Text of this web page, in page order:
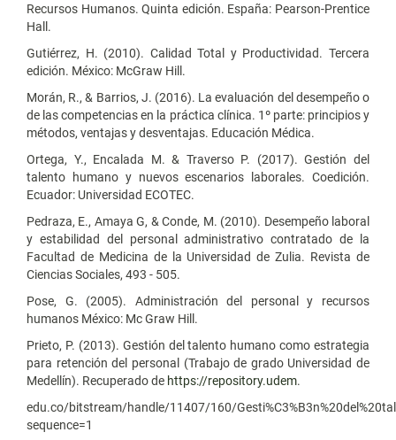
Recursos Humanos. Quinta edición. España: Pearson-Prentice
Hall.
Gutiérrez, H. (2010). Calidad Total y Productividad. Tercera
edición. México: McGraw Hill.
Morán, R., & Barrios, J. (2016). La evaluación del desempeño o
de las competencias en la práctica clínica. 1º parte: principios y
métodos, ventajas y desventajas. Educación Médica.
Ortega, Y., Encalada M. & Traverso P. (2017). Gestión del
talento humano y nuevos escenarios laborales. Coedición.
Ecuador: Universidad ECOTEC.
Pedraza, E., Amaya G, & Conde, M. (2010). Desempeño laboral
y estabilidad del personal administrativo contratado de la
Facultad de Medicina de la Universidad de Zulia. Revista de
Ciencias Sociales, 493 - 505.
Pose, G. (2005). Administración del personal y recursos
humanos México: Mc Graw Hill.
Prieto, P. (2013). Gestión del talento humano como estrategia
para retención del personal (Trabajo de grado Universidad de
Medellín). Recuperado de https://repository.udem.
edu.co/bitstream/handle/11407/160/
sequence=1